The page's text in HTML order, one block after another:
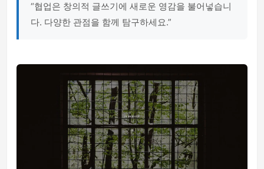
“협업은 창의적 글쓰기에 새로운 영감을 불어넣습니
다. 다양한 관점을 함께 탐구하세요.”